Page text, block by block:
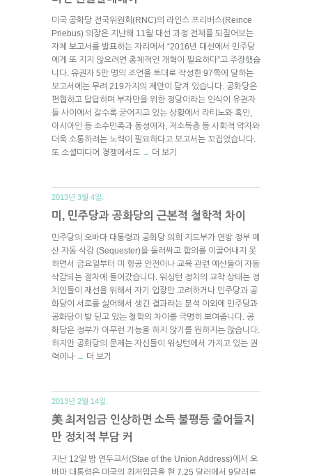
미국 공화당 전국위원회(RNC)의 라인스 프리버스(Reince
Priebus) 의장은 지난해 11월 대선 과정 전체를 되짚어보는
자체 보고서를 발표하는 자리에서 “2016년 대선에서 민주당
에게 또 지지 않으려면 총체적인 개혁이 필요하다”고 주장했습
니다. 유권자 5만 명의 조언을 토대로 작성한 97쪽에 달하는
보고서에는 무려 219가지의 제안이 담겨 있습니다. 공화당은
편협하고 답답하며 부자만을 위한 정당이라는 인식이 유권자
들 사이에서 갈수록 굳어지고 있는 상황에서 라티노와 흑인,
아시아인 등 소수민족과 동성애자, 저소득층 등 사회적 약자와
더욱 소통하려는 노력이 필요하다고 보고서는 꼬집었습니다.
또 소셜미디어 경쟁에서도 → 더 보기
2013년 3월 4일.
미, 민주당과 공화당의 근본적 철학적 차이
민주당의 오바마 대통령과 공화당 의회 지도부가 연방 정부 예
산 자동 삭감 (Sequester)을 둘러싸고 합의를 이끌어내지 못
하면서 금요일부터 미 항공 안전이나 교육 관련 예산들이 자동
삭감되는 절차에 들어갔습니다. 워싱턴 정치의 교착 상태는 정
치인들이 재선을 위해서 자기 입장만 고려하거나 민주당과 공
화당이 서로를 싫어해서 생긴 결과라는 분석 이외에 민주당과
공화당이 발 딛고 있는 철학의 차이를 극명히 보여줍니다. 공
화당은 정부가 아무런 기능을 하지 않기를 원하지는 않습니다.
하지만 공화당의 문제는 자신들이 워싱턴에서 가지고 있는 권
력이나 → 더 보기
2013년 2월 14일.
美 최저임금 인상하면 소득 불평등 줄어들지
만 정치적 부담 커
지난 12일 밤 연두교서(Stae of the Union Address)에서 오
바마 대통령은 미국의 최저임금을 현 7.25 달러에서 9달러로